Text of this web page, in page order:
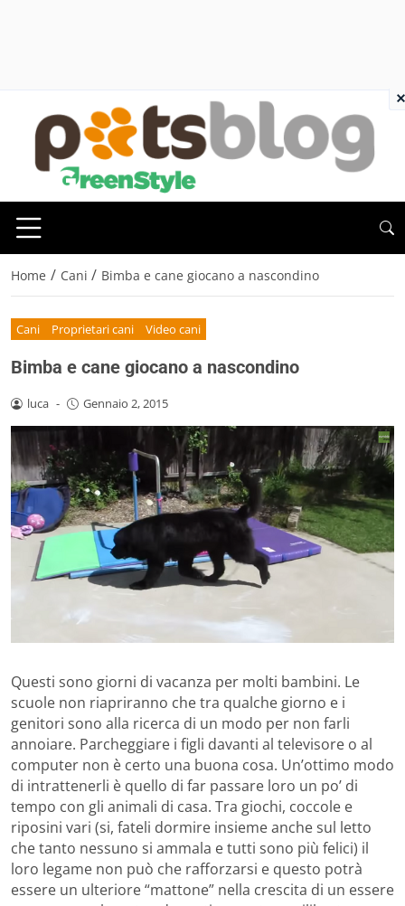
Home / Cani / Bimba e cane giocano a nascondino
Cani Proprietari cani Video cani
Bimba e cane giocano a nascondino
luca - Gennaio 2, 2015
Questi sono giorni di vacanza per molti bambini. Le
scuole non riapriranno che tra qualche giorno e i
genitori sono alla ricerca di un modo per non farli
annoiare. Parcheggiare i figli davanti al televisore o al
computer non è certo una buona cosa. Un’ottimo modo
di intrattenerli è quello di far passare loro un po’ di
tempo con gli animali di casa. Tra giochi, coccole e
riposini vari (si, fateli dormire insieme anche sul letto
che tanto nessuno si ammala e tutti sono più felici) il
loro legame non può che rafforzarsi e questo potrà
essere un ulteriore “mattone” nella crescita di un essere
×